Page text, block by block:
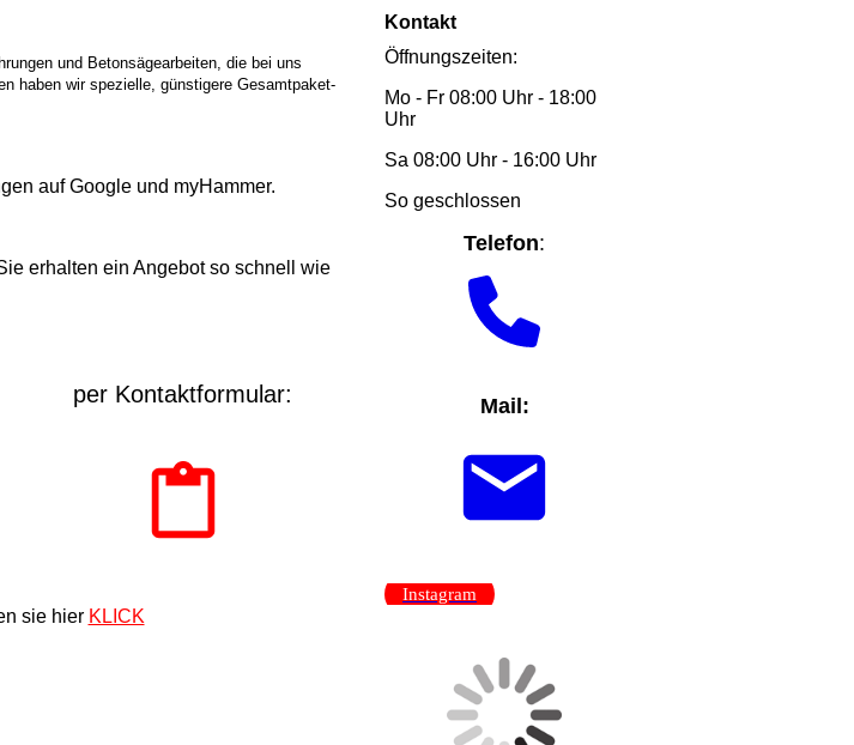
und Betonsägearbeiten, die bei uns
haben wir spezielle, günstigere Gesamtpaket-
auf Google und myHammer.
erhalten ein Angebot so schnell wie
per Kontaktformular:
sie hier KLICK
Kontakt
Öffnungszeiten:
Mo - Fr 08:00 Uhr - 18:00
Uhr
Sa 08:00 Uhr - 16:00 Uhr
So geschlossen
Telefon:
Mail:
Instagram